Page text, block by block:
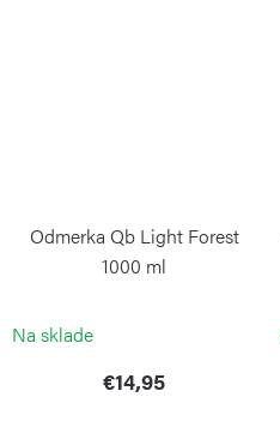
Odmerka Qb Light Forest
1000 ml
Na sklade
€14,95